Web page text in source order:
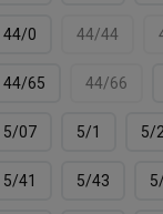
44/0 44/44
44/65 44/66
5/07 5/1 5/2
5/41 5/43